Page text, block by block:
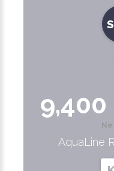
9,400
AquaLine